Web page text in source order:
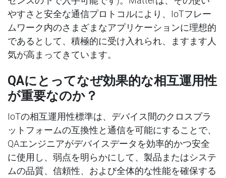
やすさと安全な通信プロトコルにより、IoTフレー
ムワーク内のさまざまなアプリケーションに理想的
であるとして、積極的に受け入れられ、ますます人
気が高まってきています。
QAにとってなぜ効果的な相互運用性
が重要なのか？
IoTの相互運用性標準は、デバイス間のクロスプラ
ットフォームの互換性と通信を可能にすることで、
QAエンジニアがデバイスデータを効率的かつ安全
に使用し、弱点を明らかにして、製品またはシステ
ムの品質、信頼性、および全体的な性能を確保する